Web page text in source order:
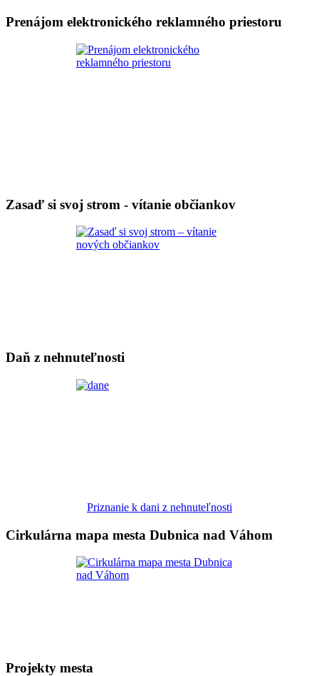
Prenájom elektronického reklamného priestoru
Zasaď si svoj strom - vítanie občiankov
Daň z nehnuteľnosti
Priznanie k dani z nehnuteľnosti
Cirkulárna mapa mesta Dubnica nad Váhom
Projekty mesta